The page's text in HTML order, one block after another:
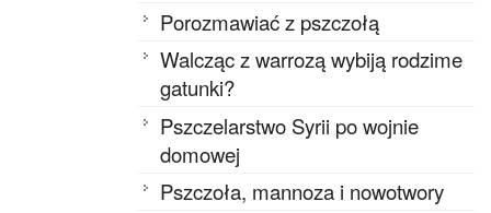
Porozmawiać z pszczołą
Walcząc z warrozą wybiją rodzime
gatunki?
Pszczelarstwo Syrii po wojnie
domowej
Pszczoła, mannoza i nowotwory